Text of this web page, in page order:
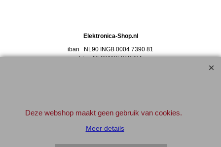
Elektronica-Shop.nl
iban NL90 INGB 0004 7390 81
btwNL001195012B34
▲Top
Webwinkel gemaakt met
Deze webshop maakt geen gebruik van cookies.
Meer details